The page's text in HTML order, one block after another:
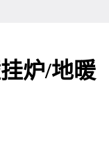
炉/地暖